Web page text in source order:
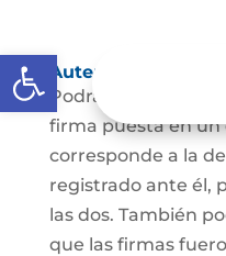
Abrir barra de
Autenticación de
Podrá dar
firma puesta en
corresponde a la
registrado ante él,
las dos. También
que las firmas